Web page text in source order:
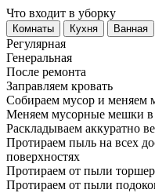
Что входит в уборку
Регу­лярная
Гене­ральная
После ремонта
Заправляем кровать
Собираем мусор и меняем
Меняем мусорные мешки в
Раскладываем аккуратно
Протираем пыль на всех
поверхностях
Протираем от пыли
Протираем от пыли